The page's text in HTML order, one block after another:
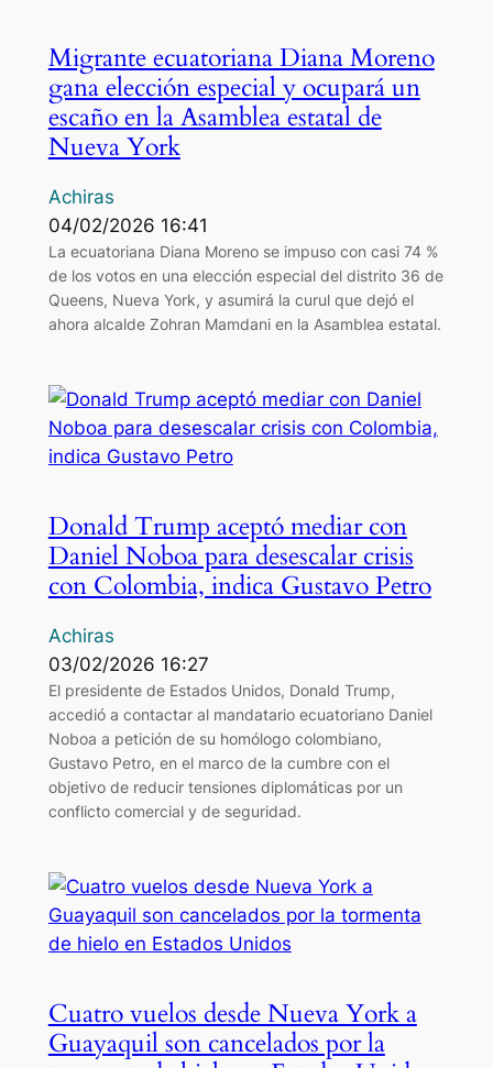
Migrante ecuatoriana Diana Moreno
gana elección especial y ocupará un
escaño en la Asamblea estatal de
Nueva York
Achiras
04/02/2026 16:41
La ecuatoriana Diana Moreno se impuso con casi 74 %
de los votos en una elección especial del distrito 36 de
Queens, Nueva York, y asumirá la curul que dejó el
ahora alcalde Zohran Mamdani en la Asamblea estatal.
Donald Trump aceptó mediar con
Daniel Noboa para desescalar crisis
con Colombia, indica Gustavo Petro
Achiras
03/02/2026 16:27
El presidente de Estados Unidos, Donald Trump,
accedió a contactar al mandatario ecuatoriano Daniel
Noboa a petición de su homólogo colombiano,
Gustavo Petro, en el marco de la cumbre con el
objetivo de reducir tensiones diplomáticas por un
conflicto comercial y de seguridad.
Cuatro vuelos desde Nueva York a
Guayaquil son cancelados por la